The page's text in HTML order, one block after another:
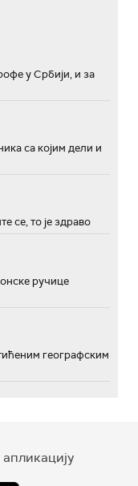
у Србији, и за
са којим дели и
се, то је здраво
ручице
географским